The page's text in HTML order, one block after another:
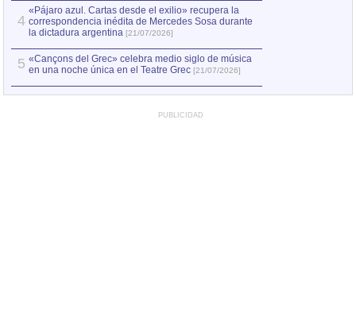
4
«Pájaro azul. Cartas desde el exilio» recupera la
correspondencia inédita de Mercedes Sosa durante
la dictadura argentina [21/07/2026]
5 «Cançons del Grec» celebra medio siglo de música
en una noche única en el Teatre Grec [21/07/2026]
PUBLICIDAD